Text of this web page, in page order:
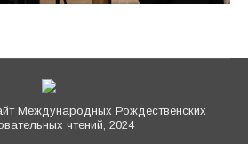
Международных Рождественских
чтений, 2024